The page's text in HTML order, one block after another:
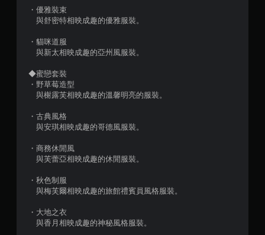
玩
您
可
以
在
不
開
啟
扳
機
自
適
應
阻
力
的
情
況
下
，
遊
・優雅裝束
與舒密特相映成趣的優雅服裝。
・貓咪道服
與新太相映成趣的亞州風服裝。
◆蜜戀套裝
・野草莓造型
與榭露芙相映成趣的溫馨明亮的服裝。
・古典風格
與安琪相映成趣的哥德風服裝。
・商務休閒風
與芙蕾亞相映成趣的休閒服裝。
・秋色制服
與梅芙爾相映成趣的旅館禮賓員風格服裝。
・大地之衣
與香月相映成趣的神秘風格服裝。